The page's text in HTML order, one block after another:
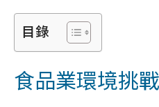
目錄
食品業環境挑